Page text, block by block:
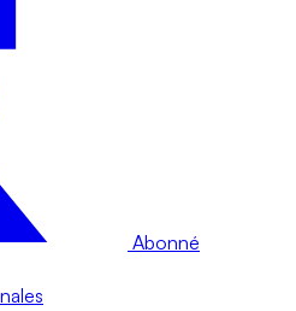
Abonné